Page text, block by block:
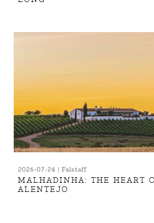
2026-07-24 | Falstaff
MALHADINHA: THE HEART
ALENTEJO